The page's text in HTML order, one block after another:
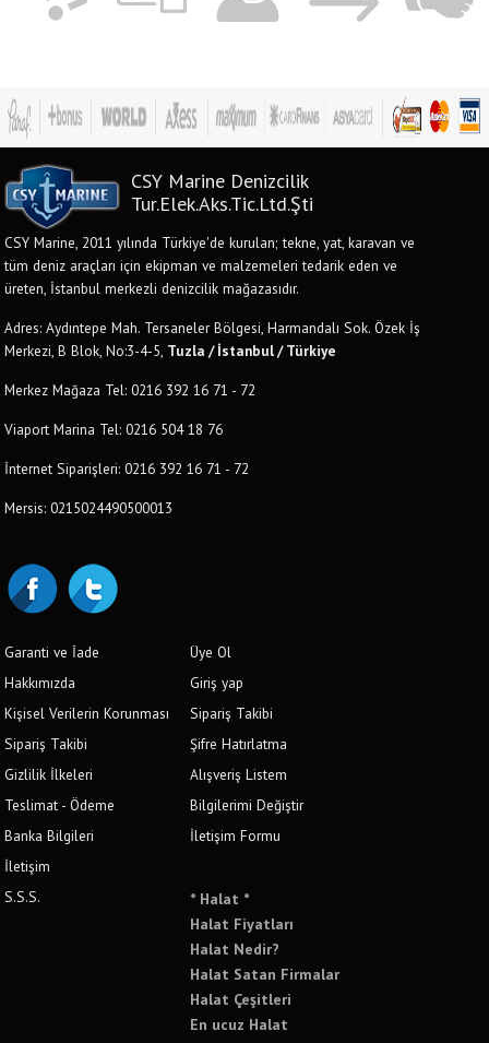
CSY Marine Denizcilik
Tur.Elek.Aks.Tic.Ltd.Şti
CSY Marine, 2011 yılında Türkiye'de kurulan; tekne, yat, karavan ve
tüm deniz araçları için ekipman ve malzemeleri tedarik eden ve
üreten, İstanbul merkezli denizcilik mağazasıdır.
Adres: Aydıntepe Mah. Tersaneler Bölgesi, Harmandalı Sok. Özek İş
Merkezi, B Blok, No:3-4-5, Tuzla / İstanbul / Türkiye
Merkez Mağaza Tel: 0216 392 16 71 - 72
Viaport Marina Tel: 0216 504 18 76
İnternet Siparişleri: 0216 392 16 71 - 72
Mersis: 0215024490500013
Garanti ve İade
Hakkımızda
Kişisel Verilerin Korunması
Sipariş Takibi
Gizlilik İlkeleri
Teslimat - Ödeme
Banka Bilgileri
İletişim
S.S.S.
Üye Ol
Giriş yap
Sipariş Takibi
Şifre Hatırlatma
Alışveriş Listem
Bilgilerimi Değiştir
İletişim Formu
* Halat *
Halat Fiyatları
Halat Nedir?
Halat Satan Firmalar
Halat Çeşitleri
En ucuz Halat